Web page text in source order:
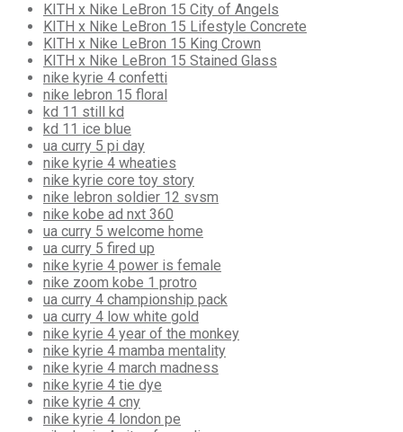
KITH x Nike LeBron 15 City of Angels
KITH x Nike LeBron 15 Lifestyle Concrete
KITH x Nike LeBron 15 King Crown
KITH x Nike LeBron 15 Stained Glass
nike kyrie 4 confetti
nike lebron 15 floral
kd 11 still kd
kd 11 ice blue
ua curry 5 pi day
nike kyrie 4 wheaties
nike kyrie core toy story
nike lebron soldier 12 svsm
nike kobe ad nxt 360
ua curry 5 welcome home
ua curry 5 fired up
nike kyrie 4 power is female
nike zoom kobe 1 protro
ua curry 4 championship pack
ua curry 4 low white gold
nike kyrie 4 year of the monkey
nike kyrie 4 mamba mentality
nike kyrie 4 march madness
nike kyrie 4 tie dye
nike kyrie 4 cny
nike kyrie 4 london pe